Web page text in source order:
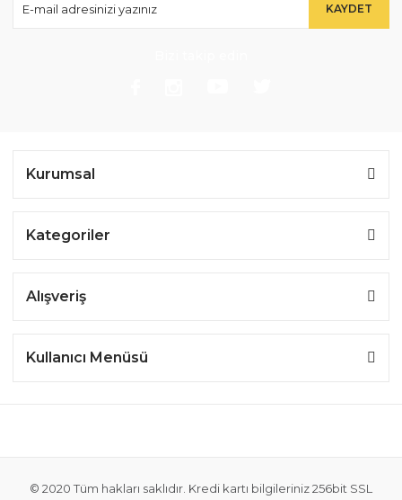
KAYDET
Kurumsal
Kategoriler
Alışveriş
Kullanıcı Menüsü
© 2020 Tüm hakları saklıdır. Kredi kartı bilgileriniz 256bit SSL